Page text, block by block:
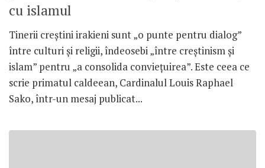
cu islamul
Tinerii creștini irakieni sunt „o punte pentru dialog”
între culturi și religii, îndeosebi „între creștinism și
islam” pentru „a consolida conviețuirea”. Este ceea ce
scrie primatul caldeean, Cardinalul Louis Raphael
Sako, într-un mesaj publicat...